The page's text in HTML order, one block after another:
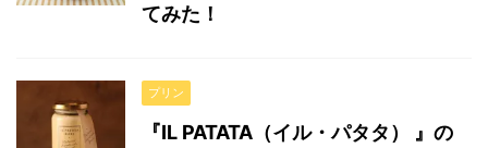
てみた！
プリン
『IL PATATA（イル・パタタ） 』の